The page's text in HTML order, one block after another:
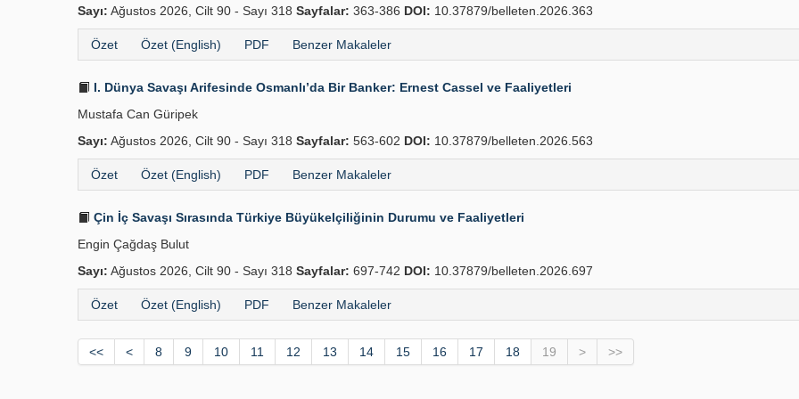
Sayı: Ağustos 2026, Cilt 90 - Sayı 318 Sayfalar: 363-386 DOI: 10.37879/belleten.2026.363
Özet Özet (English) PDF Benzer Makaleler
I. Dünya Savaşı Arifesinde Osmanlı’da Bir Banker: Ernest Cassel ve Faaliyetleri
Mustafa Can Güripek
Sayı: Ağustos 2026, Cilt 90 - Sayı 318 Sayfalar: 563-602 DOI: 10.37879/belleten.2026.563
Özet Özet (English) PDF Benzer Makaleler
Çin İç Savaşı Sırasında Türkiye Büyükelçiliğinin Durumu ve Faaliyetleri
Engin Çağdaş Bulut
Sayı: Ağustos 2026, Cilt 90 - Sayı 318 Sayfalar: 697-742 DOI: 10.37879/belleten.2026.697
Özet Özet (English) PDF Benzer Makaleler
<< < 8 9 10 11 12 13 14 15 16 17 18 19 > >>